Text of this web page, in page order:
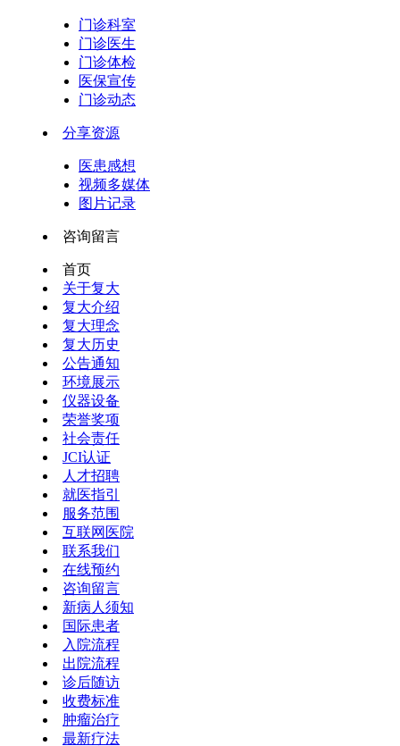
门诊科室
门诊医生
门诊体检
医保宣传
门诊动态
分享资源
医患感想
视频多媒体
图片记录
咨询留言
首页
关于复大
复大介绍
复大理念
复大历史
公告通知
环境展示
仪器设备
荣誉奖项
社会责任
JCI认证
人才招聘
就医指引
服务范围
互联网医院
联系我们
在线预约
咨询留言
新病人须知
国际患者
入院流程
出院流程
诊后随访
收费标准
肿瘤治疗
最新疗法